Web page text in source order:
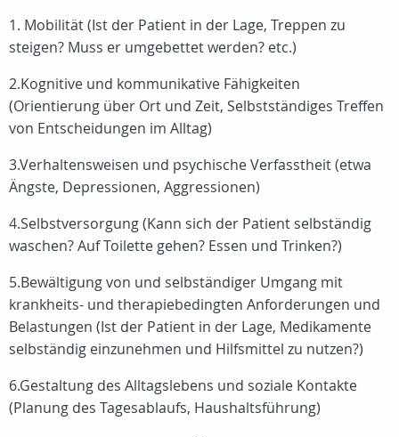
1. Mobilität (Ist der Patient in der Lage, Treppen zu
steigen? Muss er umgebettet werden? etc.)
2.Kognitive und kommunikative Fähigkeiten
(Orientierung über Ort und Zeit, Selbstständiges Treffen
von Entscheidungen im Alltag)
3.Verhaltensweisen und psychische Verfasstheit (etwa
Ängste, Depressionen, Aggressionen)
4.Selbstversorgung (Kann sich der Patient selbständig
waschen? Auf Toilette gehen? Essen und Trinken?)
5.Bewältigung von und selbständiger Umgang mit
krankheits- und therapiebedingten Anforderungen und
Belastungen (Ist der Patient in der Lage, Medikamente
selbständig einzunehmen und Hilfsmittel zu nutzen?)
6.Gestaltung des Alltagslebens und soziale Kontakte
(Planung des Tagesablaufs, Haushaltsführung)